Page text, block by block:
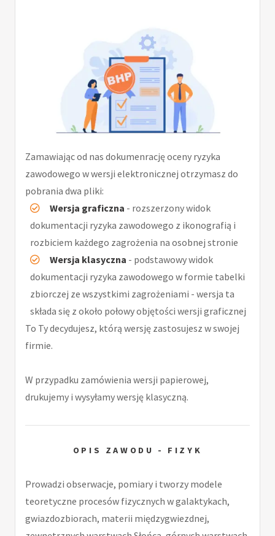
Zamawiając od nas dokumenrację oceny ryzyka
zawodowego w wersji elektronicznej otrzymasz do
pobrania dwa pliki:
Wersja graficzna - rozszerzony widok
dokumentacji ryzyka zawodowego z ikonografią i
rozbiciem każdego zagrożenia na osobnej stronie
Wersja klasyczna - podstawowy widok
dokumentacji ryzyka zawodowego w formie tabelki
zbiorczej ze wszystkimi zagrożeniami - wersja ta
składa się z około połowy objętości wersji graficznej
To Ty decydujesz, którą wersję zastosujesz w swojej
firmie.
W przypadku zamówienia wersji papierowej,
drukujemy i wysyłamy wersję klasyczną.
OPIS ZAWODU - FIZYK
Prowadzi obserwacje, pomiary i tworzy modele
teoretyczne procesów fizycznych w galaktykach,
gwiazdozbiorach, materii międzygwiezdnej,